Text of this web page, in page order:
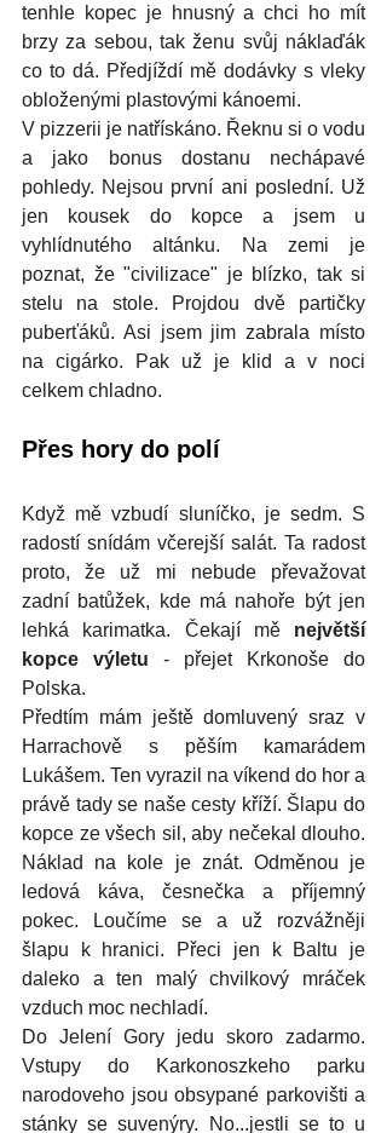
tenhle kopec je hnusný a chci ho mít
brzy za sebou, tak ženu svůj náklaďák
co to dá. Předjíždí mě dodávky s vleky
obloženými plastovými kánoemi.
V pizzerii je natřískáno. Řeknu si o vodu
a jako bonus dostanu nechápavé
pohledy. Nejsou první ani poslední. Už
jen kousek do kopce a jsem u
vyhlídnutého altánku. Na zemi je
poznat, že "civilizace" je blízko, tak si
stelu na stole. Projdou dvě partičky
puberťáků. Asi jsem jim zabrala místo
na cigárko. Pak už je klid a v noci
celkem chladno.
Přes hory do polí
Když mě vzbudí sluníčko, je sedm. S
radostí snídám včerejší salát. Ta radost
proto, že už mi nebude převažovat
zadní batůžek, kde má nahoře být jen
lehká karimatka. Čekají mě největší
kopce výletu - přejet Krkonoše do
Polska.
Předtím mám ještě domluvený sraz v
Harrachově s pěším kamarádem
Lukášem. Ten vyrazil na víkend do hor a
právě tady se naše cesty kříží. Šlapu do
kopce ze všech sil, aby nečekal dlouho.
Náklad na kole je znát. Odměnou je
ledová káva, česnečka a příjemný
pokec. Loučíme se a už rozvážněji
šlapu k hranici. Přeci jen k Baltu je
daleko a ten malý chvilkový mráček
vzduch moc nechladí.
Do Jelení Gory jedu skoro zadarmo.
Vstupy do Karkonoszkeho parku
narodoveho jsou obsypané parkovišti a
stánky se suvenýry. No...jestli se to u